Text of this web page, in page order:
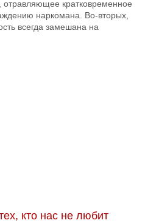
отравляющее кратковременное
наркомана. Во-вторых,
всегда замешана на
кто нас не любит